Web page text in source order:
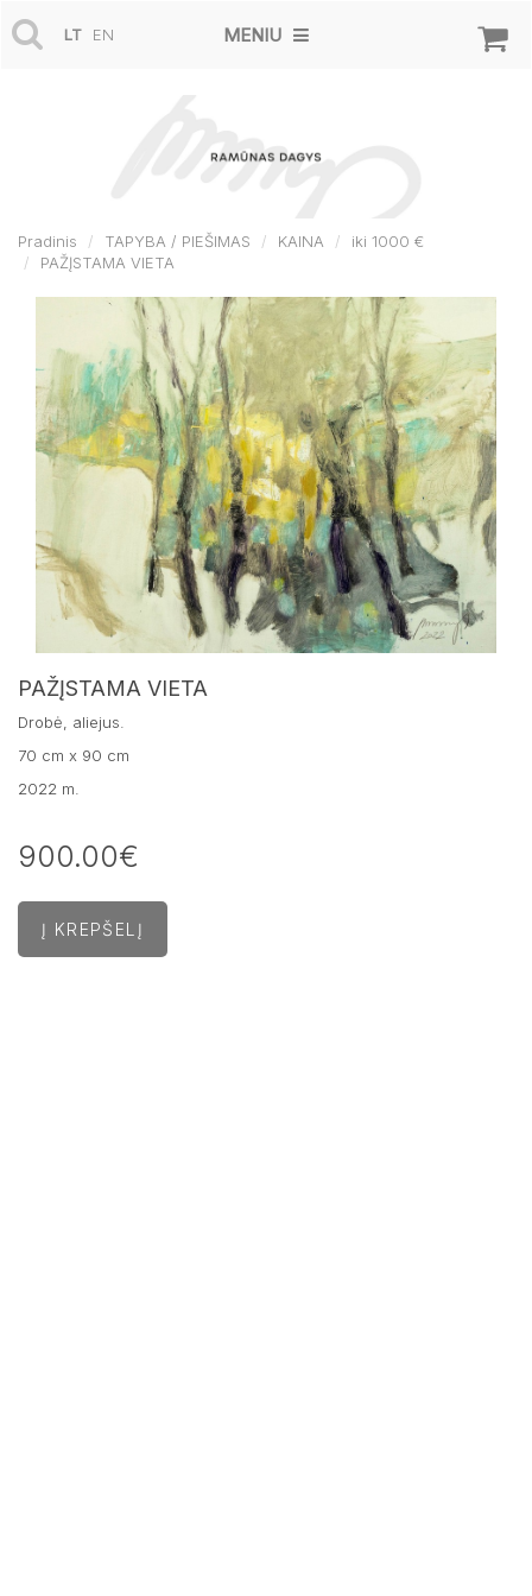
LT EN MENIU
Pradinis TAPYBA / PIEŠIMAS KAINA
iki 1000 €
PAŽĮSTAMA VIETA
PAŽĮSTAMA VIETA
Drobė, aliejus.
70 cm x 90 cm
2022 m.
900.00€